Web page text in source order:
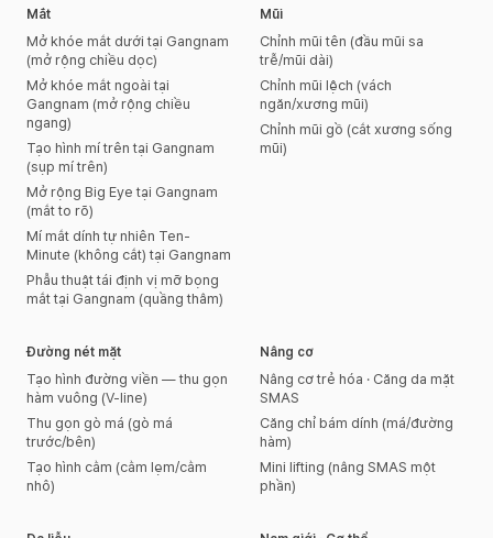
Mắt
Mở khóe mắt dưới tại Gangnam
(mở rộng chiều dọc)
Mở khóe mắt ngoài tại
Gangnam (mở rộng chiều
ngang)
Tạo hình mí trên tại Gangnam
(sụp mí trên)
Mở rộng Big Eye tại Gangnam
(mắt to rõ)
Mí mắt dính tự nhiên Ten-
Minute (không cắt) tại Gangnam
Phẫu thuật tái định vị mỡ bọng
mắt tại Gangnam (quầng thâm)
Mũi
Chỉnh mũi tên (đầu mũi sa
trễ/mũi dài)
Chỉnh mũi lệch (vách
ngăn/xương mũi)
Chỉnh mũi gồ (cắt xương sống
mũi)
Đường nét mặt
Tạo hình đường viền — thu gọn
hàm vuông (V-line)
Thu gọn gò má (gò má
trước/bên)
Tạo hình cằm (cằm lẹm/cằm
nhô)
Nâng cơ
Nâng cơ trẻ hóa · Căng da mặt
SMAS
Căng chỉ bám dính (má/đường
hàm)
Mini lifting (nâng SMAS một
phần)